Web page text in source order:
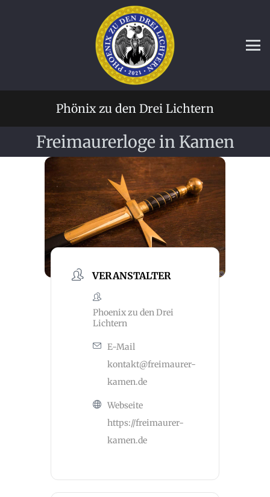
Phönix zu den Drei Lichtern
Freimaurerloge in Kamen
VERANSTALTER
Phoenix zu den Drei
Lichtern
E-Mail
kontakt@freimaurer-
kamen.de
Webseite
https://freimaurer-
kamen.de